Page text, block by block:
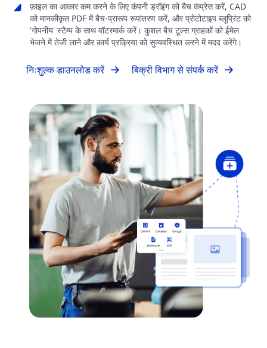
फ़ाइल का आकार कम करने के लिए कंपनी ड्रॉइंग को बैच कंप्रेस करें, CAD
को मानकीकृत PDF में बैच-प्रारूप रूपांतरण करें, और प्रोटोटाइप ब्लूप्रिंट को
'गोपनीय' स्टैम्प के साथ वॉटरमार्क करें। कुशल बैच टूल्स ग्राहकों को ईमेल
भेजने में तेजी लाने और कार्य प्रक्रिया को सुव्यवस्थित करने में मदद करेंगे।
निःशुल्क डाउनलोड करें बिक्री विभाग से संपर्क करें